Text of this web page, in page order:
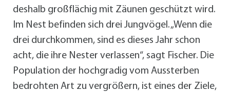
deshalb großflächig mit Zäunen geschützt wird.
Im Nest befinden sich drei Jungvögel. „Wenn die
drei durchkommen, sind es dieses Jahr schon
acht, die ihre Nester verlassen“, sagt Fischer. Die
Population der hochgradig vom Aussterben
bedrohten Art zu vergrößern, ist eines der Ziele,